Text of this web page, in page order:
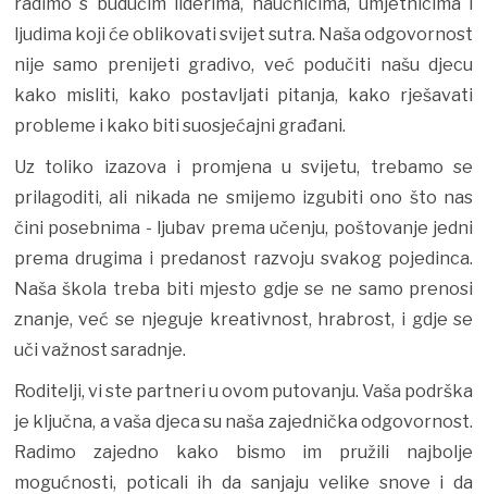
ljudima koji će oblikovati svijet sutra. Naša odgovornost
nije samo prenijeti gradivo, već podučiti našu djecu
kako misliti, kako postavljati pitanja, kako rješavati
probleme i kako biti suosjećajni građani.
Uz toliko izazova i promjena u svijetu, trebamo se
prilagoditi, ali nikada ne smijemo izgubiti ono što nas
čini posebnima - ljubav prema učenju, poštovanje jedni
prema drugima i predanost razvoju svakog pojedinca.
Naša škola treba biti mjesto gdje se ne samo prenosi
znanje, već se njeguje kreativnost, hrabrost, i gdje se
uči važnost saradnje.
Roditelji, vi ste partneri u ovom putovanju. Vaša podrška
je ključna, a vaša djeca su naša zajednička odgovornost.
Radimo zajedno kako bismo im pružili najbolje
mogućnosti, poticali ih da sanjaju velike snove i da